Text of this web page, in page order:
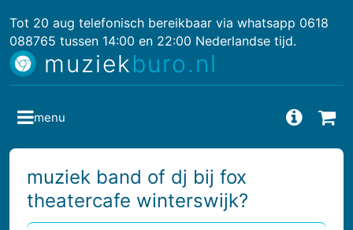
Tot 20 aug telefonisch bereikbaar via whatsapp 0618
088765 tussen 14:00 en 22:00 Nederlandse tijd.
muziekburo.nl
muziek band of dj bij fox
theatercafe winterswijk?
menu